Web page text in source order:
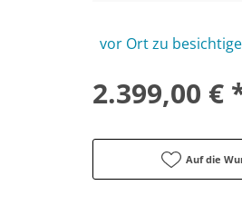
vor Ort zu
2.399,00 €
Auf die